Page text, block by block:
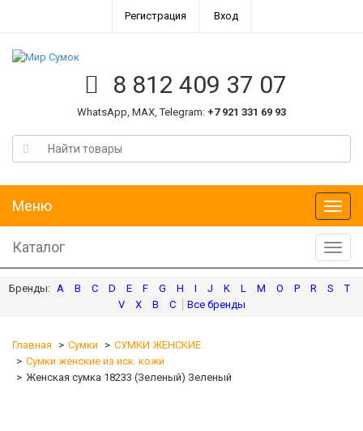
Регистрация Вход
8 812 409 37 07
WhatsApp, MAX, Telegram: +7 921 331 69 93
Меню
Меню
Каталог
A B C D E F G H I J K L M O P R S
T
V
X В С
Главная Сумки
СУМКИ ЖЕНСКИЕ
Сумки женские из иск. кожи
Женская сумка 18233 (Зеленый) Зеленый